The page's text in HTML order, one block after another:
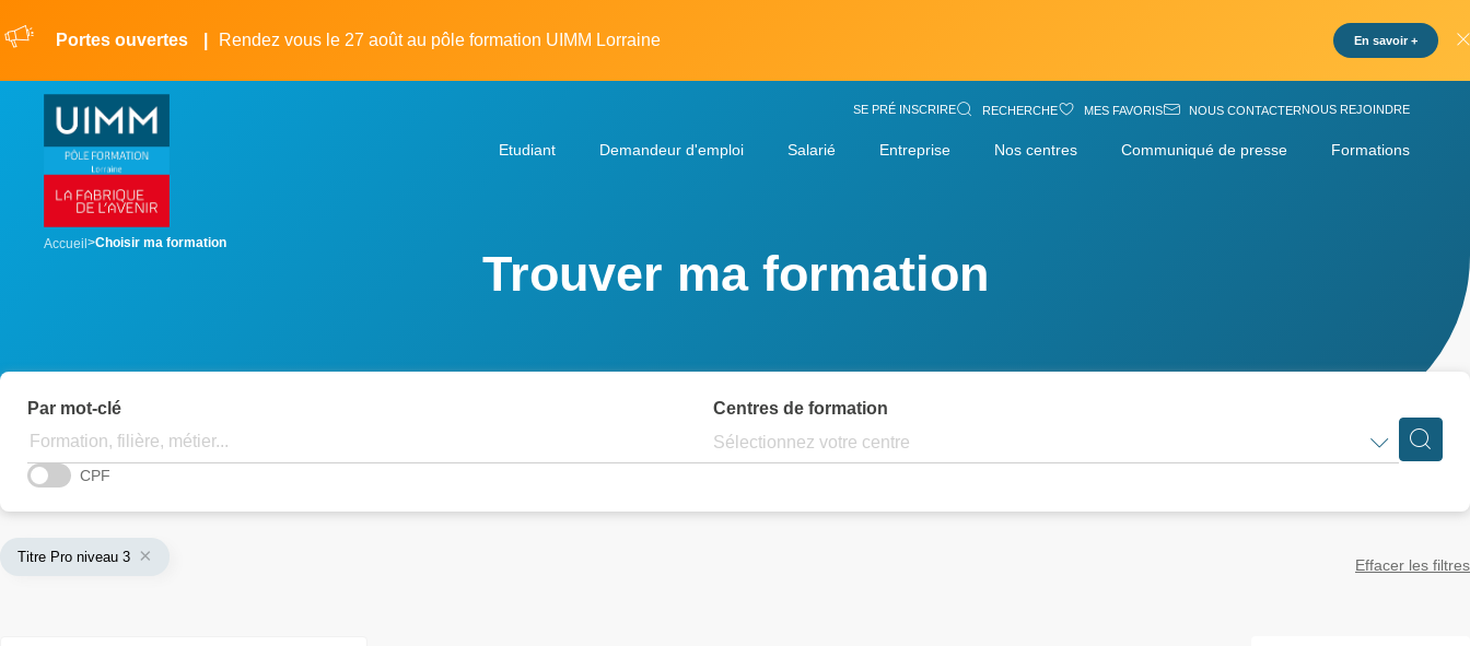
au
principal
Portes ouvertes Rendez vous le 27 août au pôle formation UIMM Lorraine En savoir +
SE PRÉ INSCRIRE RECHERCHE MES FAVORIS NOUS CONTACTERNOUS REJOINDRE
Etudiant Demandeur d'emploi Salarié Entreprise Nos centres Communiqué de presse Formations
breadcrumb
Accueil Choisir ma formation
Trouver ma formation
Par mot-clé
Centres de formation
Sélectionnez votre centre
CPF
Titre Pro niveau 3 Effacer les filtres